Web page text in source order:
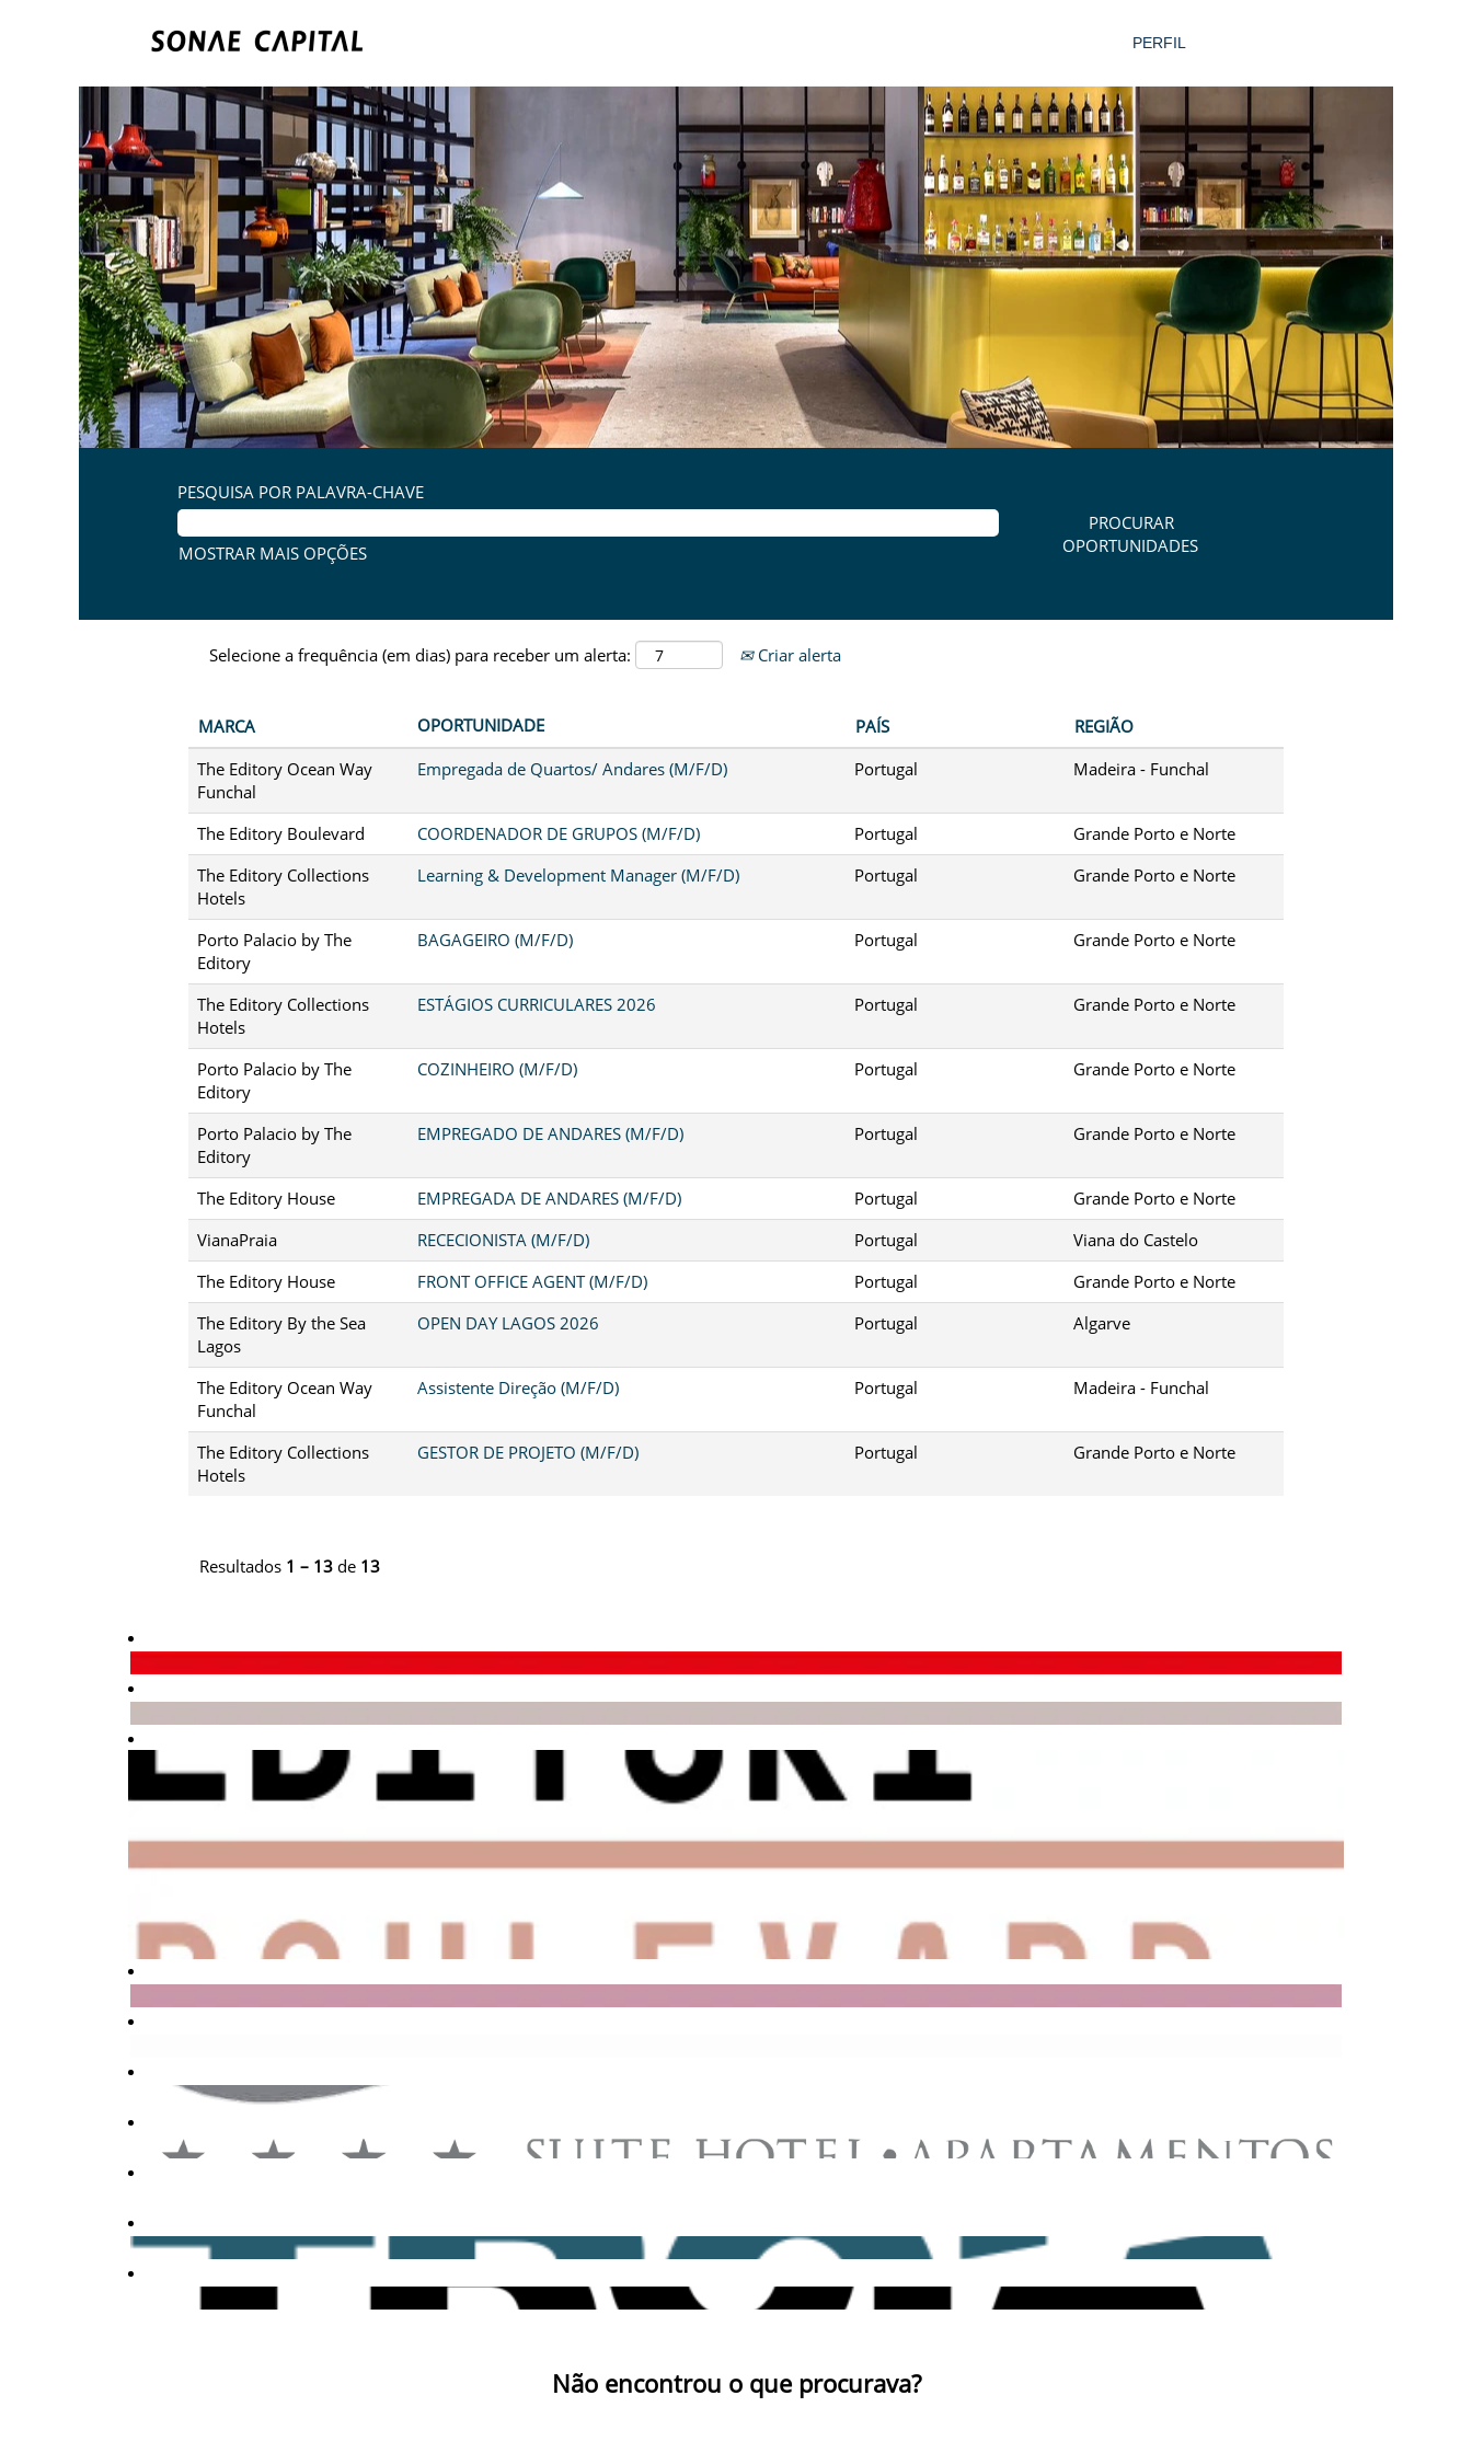
PERFIL
PESQUISA POR PALAVRA-CHAVE
MOSTRAR MAIS OPÇÕES
Selecione a frequência (em dias) para receber um alerta: Criar alerta
MARCA OPORTUNIDADE PAÍS
REGIÃO
The Editory Ocean Way
Funchal
Empregada de Quartos/ Andares (M/F/D) Portugal Madeira - Funchal
The Editory Boulevard COORDENADOR DE GRUPOS (M/F/D) Portugal
Grande Porto e Norte
The Editory Collections
Hotels
Learning & Development Manager (M/F/D) Portugal Grande Porto e Norte
Porto Palacio by The
Editory
BAGAGEIRO (M/F/D) Portugal Grande Porto e Norte
The Editory Collections
Hotels
ESTÁGIOS CURRICULARES 2026 Portugal Grande Porto e Norte
Porto Palacio by The
Editory
COZINHEIRO (M/F/D) Portugal Grande Porto e Norte
Porto Palacio by The
Editory
EMPREGADO DE ANDARES (M/F/D) Portugal Grande Porto e Norte
The Editory House EMPREGADA DE ANDARES (M/F/D) Portugal
Grande Porto e Norte
VianaPraia
RECECIONISTA (M/F/D) Portugal
Viana do Castelo
The Editory House
FRONT OFFICE AGENT (M/F/D) Portugal
Grande Porto e Norte
The Editory By the Sea
Lagos
OPEN DAY LAGOS 2026 Portugal Algarve
The Editory Ocean Way
Funchal
Assistente Direção (M/F/D) Portugal Madeira - Funchal
The Editory Collections
Hotels
GESTOR DE PROJETO (M/F/D) Portugal Grande Porto e Norte
Resultados 1 – 13 de 13
Não encontrou o que procurava?